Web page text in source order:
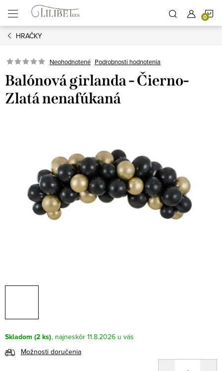
obsah
HRAČKY
Neohodnotené Podrobnosti hodnotenia
Balónová girlanda - Čierno-
Zlatá nenafúkaná
Skladom (2 ks)
11.8.2026
Možnosti doručenia